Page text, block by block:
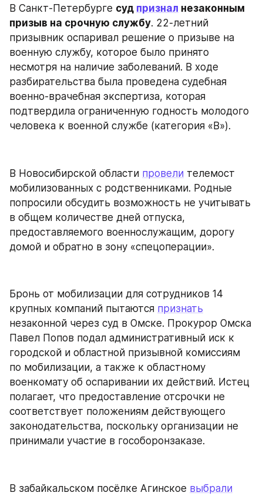
В Санкт-Петербурге суд признал незаконным
призыв на срочную службу. 22-летний
призывник оспаривал решение о призыве на
военную службу, которое было принято
несмотря на наличие заболеваний. В ходе
разбирательства была проведена судебная
военно-врачебная экспертиза, которая
подтвердила ограниченную годность молодого
человека к военной службе (категория «В»).
В Новосибирской области провели телемост
мобилизованных с родственниками. Родные
попросили обсудить возможность не учитывать
в общем количестве дней отпуска,
предоставляемого военнослужащим, дорогу
домой и обратно в зону «спецоперации».
Бронь от мобилизации для сотрудников 14
крупных компаний пытаются признать
незаконной через суд в Омске. Прокурор Омска
Павел Попов подал административный иск к
городской и областной призывной комиссиям
по мобилизации, а также к областному
военкомату об оспаривании их действий. Истец
полагает, что предоставление отсрочки не
соответствует положениям действующего
законодательства, поскольку организации не
принимали участие в гособоронзаказе.
В забайкальском посёлке Агинское выбрали